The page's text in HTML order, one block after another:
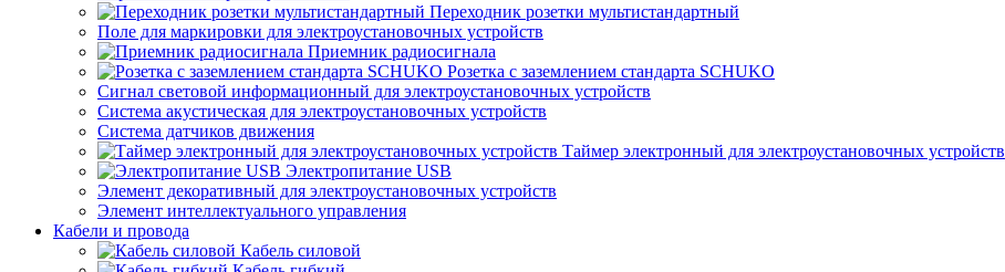
Переходник розетки мультистандартный
Поле для маркировки для электроустановочных устройств
Приемник радиосигнала
Розетка с заземлением стандарта SCHUKO
Сигнал световой информационный для электроустановочных устройств
Система акустическая для электроустановочных устройств
Система датчиков движения
Таймер электронный для электроустановочных устройств
Электропитание USB
Элемент декоративный для электроустановочных устройств
Элемент интеллектуального управления
Кабели и провода
Кабель силовой